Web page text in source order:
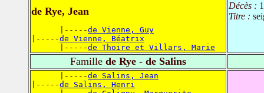
de Rye, Jean
      |-----
de Vienne, Guy
|-----de Vienne, Béatrix
      |-----
de Thoire et Villars, Marie
Décès :
Titre :
Famille de Rye - de Salins
      |-----
de Salins, Jean
|-----de Salins, Henri